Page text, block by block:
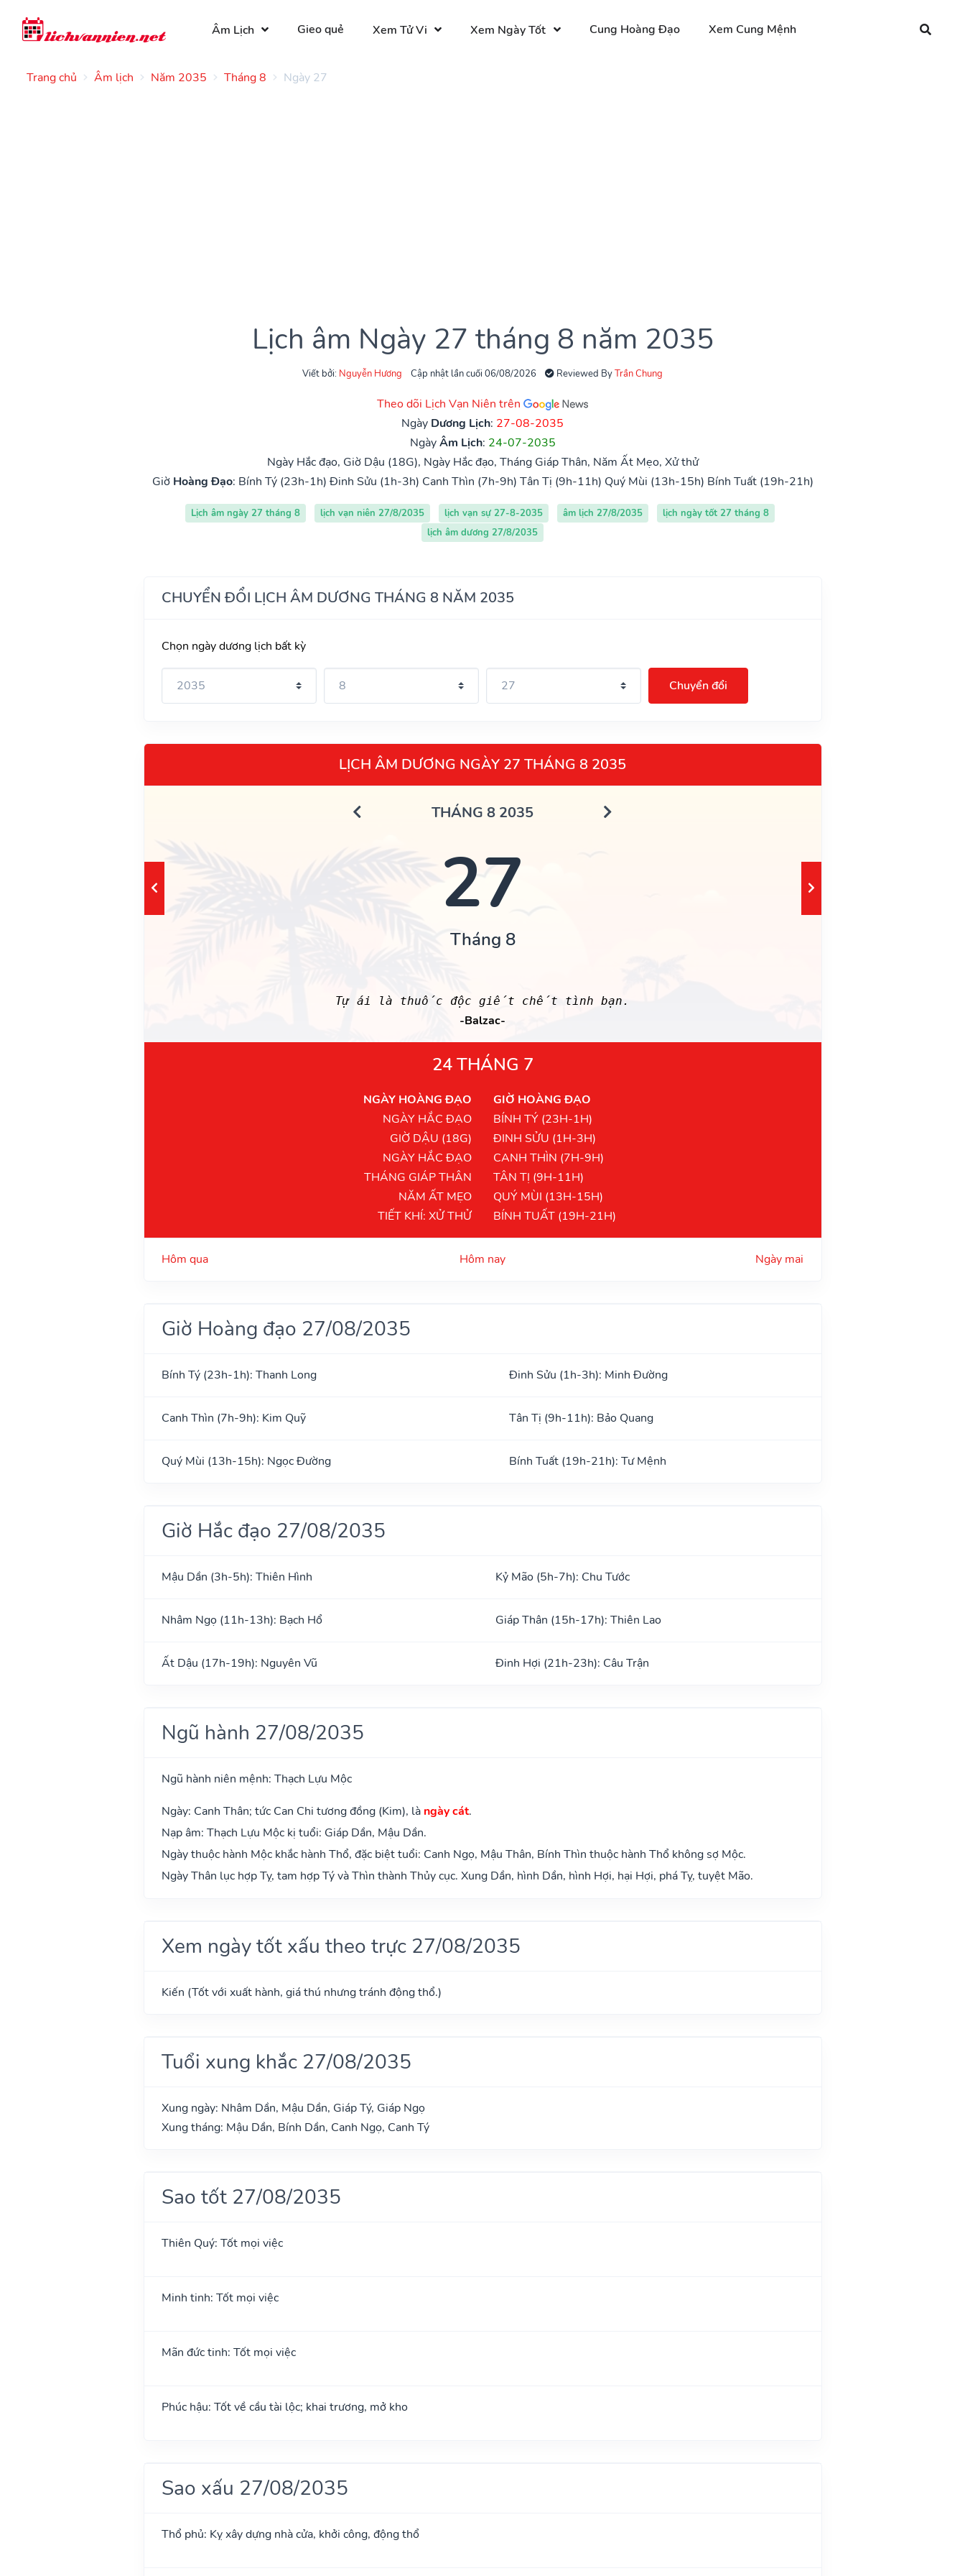
Âm Lịch Gieo quẻ Xem Tử Vi Xem Ngày Tốt Cung Hoàng Đạo Xem Cung Mệnh
Trang chủ Âm lịch Năm 2035 Tháng 8 Ngày 27
Lịch âm Ngày 27 tháng 8 năm 2035
Viết bởi: Nguyễn Hương Cập nhật lần cuối 06/08/2026 Reviewed ByTrần Chung
Theo dõi Lịch Vạn Niên trên
Ngày Dương Lịch: 27-08-2035
NgàyÂm Lịch: 24-07-2035
Ngày Hắc đạo, Giờ Dậu (18G), Ngày Hắc đạo, Tháng Giáp Thân, Năm Ất Mẹo, Xử thử
Giờ Hoàng Đạo: Bính Tý (23h-1h) Đinh Sửu (1h-3h) Canh Thìn (7h-9h) Tân Tị (9h-11h) Quý Mùi (13h-15h) Bính Tuất (19h-21h)
Lịch âm ngày 27 tháng 8 lịch vạn niên 27/8/2035 lịch vạn sự 27-8-2035 âm lịch 27/8/2035
lịch ngày tốt 27 tháng 8
lịch âm dương 27/8/2035
CHUYỂN ĐỔI LỊCH ÂM DƯƠNG THÁNG 8 NĂM 2035
Chọn ngày dương lịch bất kỳ
Chuyển đổi
LỊCH ÂM DƯƠNG NGÀY 27 THÁNG 8 2035
THÁNG 8 2035
27
Tháng 8
Tự ái là thuốc độc giết chết tình bạn.
-Balzac-
24 THÁNG 7
NGÀY HOÀNG ĐẠO
NGÀY HẮC ĐẠO
GIỜ DẬU (18G)
NGÀY HẮC ĐẠO
THÁNG GIÁP THÂN
NĂM ẤT MẸO
TIẾT KHÍ: XỬ THỬ
GIỜ HOÀNG ĐẠO
BÍNH TÝ (23H-1H)
ĐINH SỬU (1H-3H)
CANH THÌN (7H-9H)
TÂN TỊ (9H-11H)
QUÝ MÙI (13H-15H)
BÍNH TUẤT (19H-21H)
Hôm qua Hôm nay Ngày mai
Giờ Hoàng đạo 27/08/2035
Bính Tý (23h-1h): Thanh Long Đinh Sửu (1h-3h): Minh Đường
Canh Thìn (7h-9h): Kim Quỹ Tân Tị (9h-11h): Bảo Quang
Quý Mùi (13h-15h): Ngọc Đường Bính Tuất (19h-21h): Tư Mệnh
Giờ Hắc đạo 27/08/2035
Mậu Dần (3h-5h): Thiên Hình Kỷ Mão (5h-7h): Chu Tước
Nhâm Ngọ (11h-13h): Bạch Hổ Giáp Thân (15h-17h): Thiên Lao
Ất Dậu (17h-19h): Nguyên Vũ Đinh Hợi (21h-23h): Câu Trận
Ngũ hành 27/08/2035
Ngũ hành niên mệnh: Thạch Lựu Mộc
Ngày: Canh Thân; tức Can Chi tương đồng (Kim), là ngày cát.
Nạp âm: Thạch Lựu Mộc kị tuổi: Giáp Dần, Mậu Dần.
Ngày thuộc hành Mộc khắc hành Thổ, đặc biệt tuổi: Canh Ngọ, Mậu Thân, Bính Thìn thuộc hành Thổ không sợ Mộc.
Ngày Thân lục hợp Tỵ, tam hợp Tý và Thìn thành Thủy cục. Xung Dần, hình Dần, hình Hợi, hại Hợi, phá Tỵ, tuyệt Mão.
Xem ngày tốt xấu theo trực 27/08/2035
Kiến (Tốt với xuất hành, giá thú nhưng tránh động thổ.)
Tuổi xung khắc 27/08/2035
Xung ngày: Nhâm Dần, Mậu Dần, Giáp Tý, Giáp Ngọ
Xung tháng: Mậu Dần, Bính Dần, Canh Ngọ, Canh Tý
Sao tốt 27/08/2035
Thiên Quý: Tốt mọi việc
Minh tinh: Tốt mọi việc
Mãn đức tinh: Tốt mọi việc
Phúc hậu: Tốt về cầu tài lộc; khai trương, mở kho
Sao xấu 27/08/2035
Thổ phủ: Kỵ xây dựng nhà cửa, khởi công, động thổ